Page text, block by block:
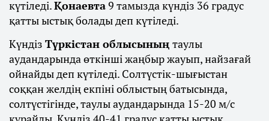
күтіледі.Қонаевта9 тамызда күндіз 36 градус
қатты ыстық болады деп күтіледі.
Күндіз Түркістан облысының таулы
аудандарында өткінші жаңбыр жауып, найзағай
ойнайды деп күтіледі. Солтүстік-шығыстан
соққан желдің екпіні облыстың батысында,
солтүстігінде, таулы аудандарында 15-20 м/с